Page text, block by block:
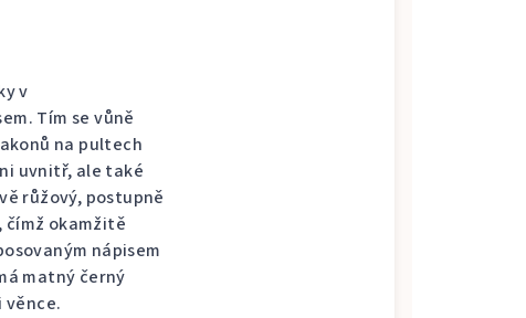
v
Tím se vůně
na pultech
uvnitř, ale také
růžový, postupně
čímž okamžitě
nápisem
matný černý